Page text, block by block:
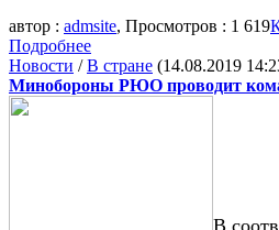
автор : admsite, Просмотров : 1 619
Подробнее
Новости /В стране (14.08.2019
Минобороны РЮО проводит
В